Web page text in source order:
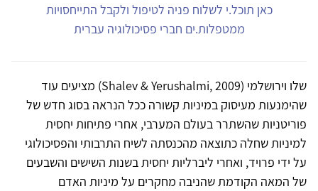
כאן תוכל.י לשלוח פניה לטיפול ולקבל התייחסויות
ממטפלות.ים חברי פסיכולוגיה עברית
שלו וירושלמי (Shalev & Yerushalmi, 2009) מציעים עוד
שהימנעות מעיסוק במיניות קשורה ככל הנראה בסוג חדש של
פוריטניות שהשתרר בעולם המערבי, אחרי פתיחות יחסית
למיניות שחלה כתוצאה מהכנסתה לשיח התרבותי והפסיכולוגי
על ידי פרויד, ואחרי ליברליות יחסית בשנות השישים והשבעים
של המאה הקודמת שהניבה מחקרים על מיניות האדם